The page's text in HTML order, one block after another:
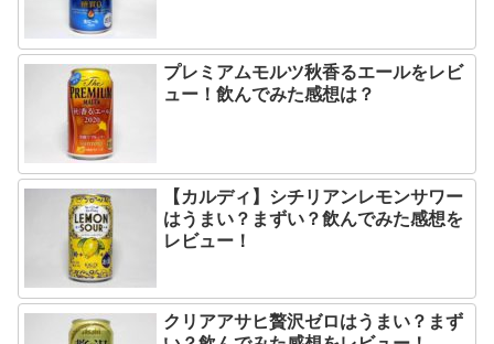
プレミアムモルツ秋香るエールをレビ
ュー！飲んでみた感想は？
【カルディ】シチリアンレモンサワー
はうまい？まずい？飲んでみた感想を
レビュー！
クリアアサヒ贅沢ゼロはうまい？まず